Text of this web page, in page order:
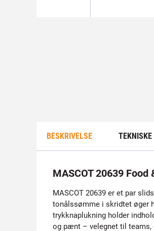
BESKRIVELSE
MASCOT 20639 Food
MASCOT 20639 er et par
tonålssømme i skridtet øger
trykknaplukning holder
og pænt – velegnet til teams,